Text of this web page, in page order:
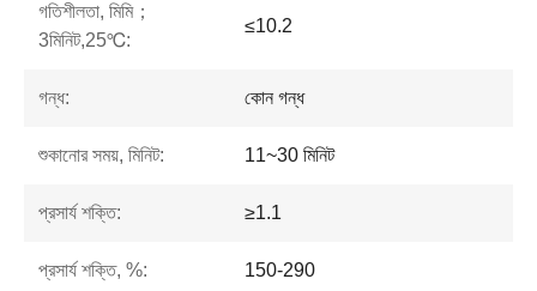
গতিশীলতা, মিমি；
3মিনিট,25℃:
≤10.2
গন্ধ: কোন গন্ধ
শুকানোর সময়, মিনিট: 11~30 মিনিট
প্রসার্য শক্তি: ≥1.1
প্রসার্য শক্তি, %: 150-290